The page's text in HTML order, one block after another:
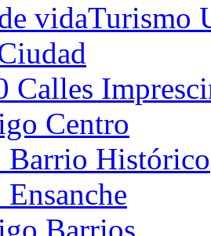
vidaTurismo
Calles
Centro
Barrio Histórico
Ensanche